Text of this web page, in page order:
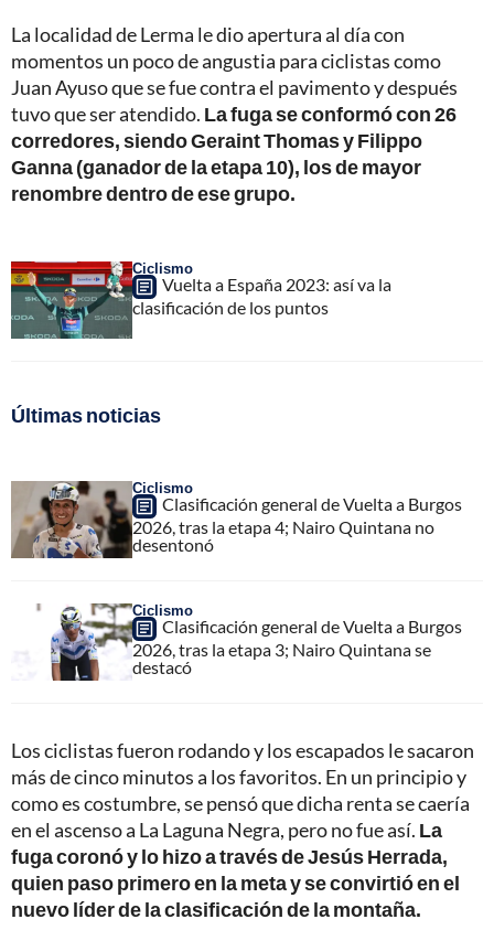
La localidad de Lerma le dio apertura al día con
momentos un poco de angustia para ciclistas como
Juan Ayuso que se fue contra el pavimento y después
tuvo que ser atendido. La fuga se conformó con 26
corredores, siendo Geraint Thomas y Filippo
Ganna (ganador de la etapa 10), los de mayor
renombre dentro de ese grupo.
Ciclismo
Vuelta a España 2023: así va la
clasificación de los puntos
Últimas noticias
Ciclismo
Clasificación general de Vuelta a Burgos
2026, tras la etapa 4; Nairo Quintana no
desentonó
Ciclismo
Clasificación general de Vuelta a Burgos
2026, tras la etapa 3; Nairo Quintana se
destacó
Los ciclistas fueron rodando y los escapados le sacaron
más de cinco minutos a los favoritos. En un principio y
como es costumbre, se pensó que dicha renta se caería
en el ascenso a La Laguna Negra, pero no fue así. La
fuga coronó y lo hizo a través de Jesús Herrada,
quien paso primero en la meta y se convirtió en el
nuevo líder de la clasificación de la montaña.